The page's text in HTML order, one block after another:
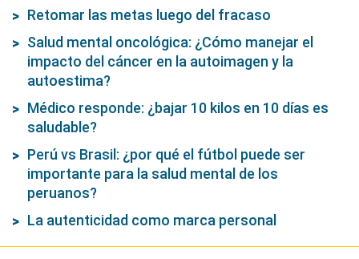
Retomar las metas luego del fracaso
Salud mental oncológica: ¿Cómo manejar el
impacto del cáncer en la autoimagen y la
autoestima?
Médico responde: ¿bajar 10 kilos en 10 días es
saludable?
Perú vs Brasil: ¿por qué el fútbol puede ser
importante para la salud mental de los
peruanos?
La autenticidad como marca personal